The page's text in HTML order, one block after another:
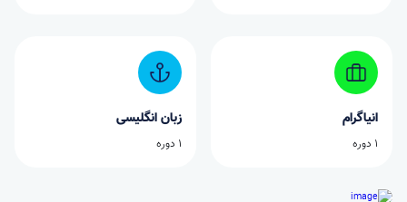
انیاگرام
1 دوره
زبان انگلیسی
1 دوره